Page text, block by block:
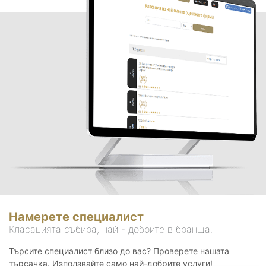
Намерете специалист
Класацията събира, най - добрите в бранша.
Търсите специалист близо до вас? Проверете нашата
търсачка. Използвайте само най-добрите услуги!